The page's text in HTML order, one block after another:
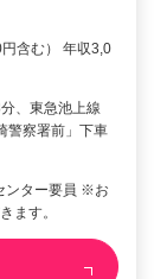
含む） 年収3,0
、東急池上線
警察署前」下車
ンター要員 ※お
ます。